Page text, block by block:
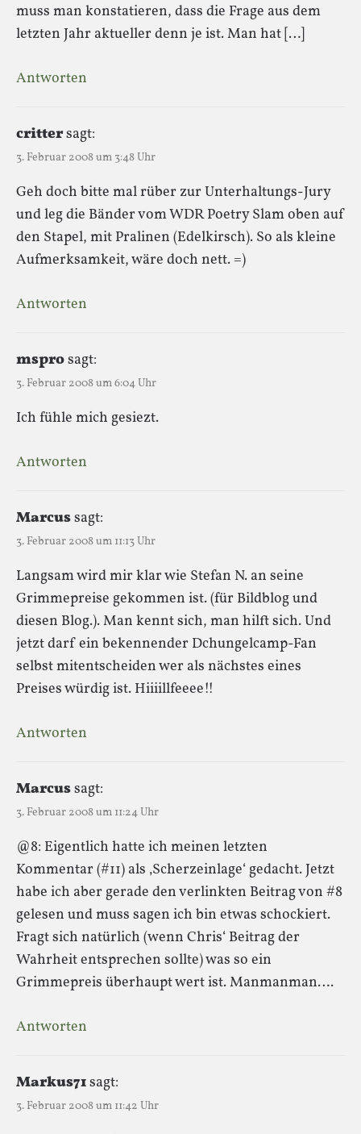
muss man konstatieren, dass die Frage aus dem
letzten Jahr aktueller denn je ist. Man hat […]
Antworten
crittersagt:
3. Februar 2008 um 3:48 Uhr
Geh doch bitte mal rüber zur Unterhaltungs-Jury
und leg die Bänder vom WDR Poetry Slam oben auf
den Stapel, mit Pralinen (Edelkirsch). So als kleine
Aufmerksamkeit, wäre doch nett. =)
Antworten
msprosagt:
3. Februar 2008 um 6:04 Uhr
Ich fühle mich gesiezt.
Antworten
Marcussagt:
3. Februar 2008 um 11:13 Uhr
Langsam wird mir klar wie Stefan N. an seine
Grimmepreise gekommen ist. (für Bildblog und
diesen Blog.). Man kennt sich, man hilft sich. Und
jetzt darf ein bekennender Dchungelcamp-Fan
selbst mitentscheiden wer als nächstes eines
Preises würdig ist. Hiiiillfeeee!!
Antworten
Marcussagt:
3. Februar 2008 um 11:24 Uhr
@8: Eigentlich hatte ich meinen letzten
Kommentar (#11) als ‚Scherzeinlage‘ gedacht. Jetzt
habe ich aber gerade den verlinkten Beitrag von #8
gelesen und muss sagen ich bin etwas schockiert.
Fragt sich natürlich (wenn Chris‘ Beitrag der
Wahrheit entsprechen sollte) was so ein
Grimmepreis überhaupt wert ist. Manmanman….
Antworten
Markus71sagt:
3. Februar 2008 um 11:42 Uhr